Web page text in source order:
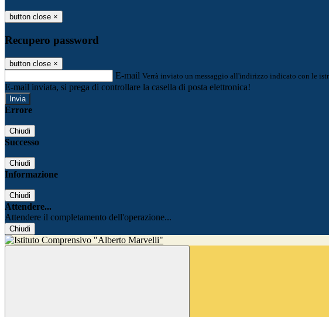
button close ×
Recupero password
button close ×
E-mail Verrà inviato un messaggio all'indirizzo indicato con le
E-mail inviata, si prega di controllare la casella di posta elettronica!
Errore
Chiudi
Successo
Chiudi
Informazione
Chiudi
Attendere...
Attendere il completamento dell'operazione...
Chiudi